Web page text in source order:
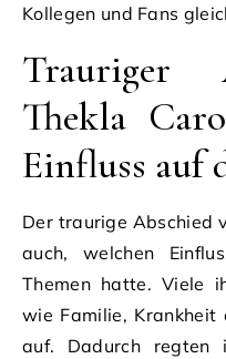
Kollegen und Fans
Trauriger
Thekla
Einfluss auf
Der traurige Abschied
auch, welchen
Themen hatte. Viele
wie Familie, Krankheit
auf. Dadurch regten